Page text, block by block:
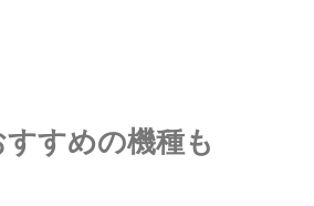
すめの機種も